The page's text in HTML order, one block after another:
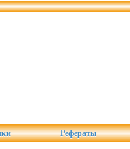
Рефераты